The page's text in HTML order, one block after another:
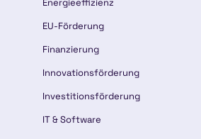
Energieeffizienz
EU-Förderung
Finanzierung
Innovationsförderung
Investitionsförderung
IT & Software